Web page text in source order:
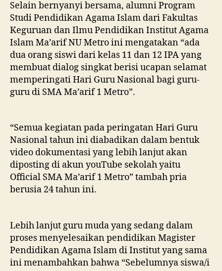
Selain bernyanyi bersama, alumni Program
Studi Pendidikan Agama Islam dari Fakultas
Keguruan dan Ilmu Pendidikan Institut Agama
Islam Ma’arif NU Metro ini mengatakan “ada
dua orang siswi dari kelas 11 dan 12 IPA yang
membuat dialog singkat berisi ucapan selamat
memperingati Hari Guru Nasional bagi guru-
guru di SMA Ma’arif 1 Metro”.
“Semua kegiatan pada peringatan Hari Guru
Nasional tahun ini diabadikan dalam bentuk
video dokumentasi yang lebih lanjut akan
diposting di akun youTube sekolah yaitu
Official SMA Ma’arif 1 Metro” tambah pria
berusia 24 tahun ini.
Lebih lanjut guru muda yang sedang dalam
proses menyelesaikan pendidikan Magister
Pendidikan Agama Islam di Institut yang sama
ini menambahkan bahwa “Sebelumnya siswa/i